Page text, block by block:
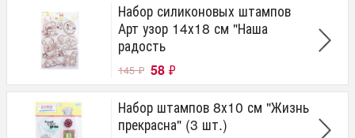
Набор силиконовых штампов
Арт узор 14х18 см "Наша
радость
145₽ 58 ₽
Набор штампов 8х10 см "Жизнь
прекрасна" (3 шт.)